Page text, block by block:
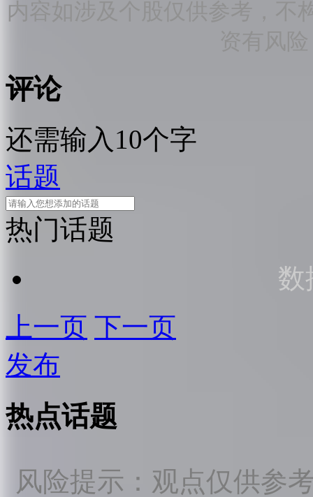
内容如涉及个股仅供参考，不
评论
还需输入10个字
话题
热门话题
数
上一页 下一页
发布
热点话题
风险提示：观点仅供参